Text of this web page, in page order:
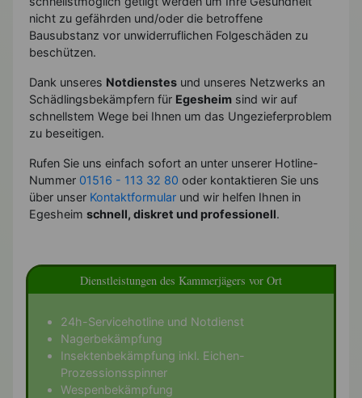
nicht zu gefährden und/oder die betroffene
Bausubstanz vor unwiderruflichen Folgeschäden zu
beschützen.
Dank unseres Notdienstes und unseres Netzwerks an
Schädlingsbekämpfern für Egesheim sind wir auf
schnellstem Wege bei Ihnen um das Ungezieferproblem
zu beseitigen.
Rufen Sie uns einfach sofort an unter unserer Hotline-
Nummer 01516 - 113 32 80 oder kontaktieren Sie uns
über unser Kontaktformular und wir helfen Ihnen in
Egesheim schnell, diskret und professionell.
Dienstleistungen des Kammerjägers vor Ort
24h-Servicehotline und Notdienst
Nagerbekämpfung
Insektenbekämpfung inkl. Eichen-
Prozessionsspinner
Wespenbekämpfung